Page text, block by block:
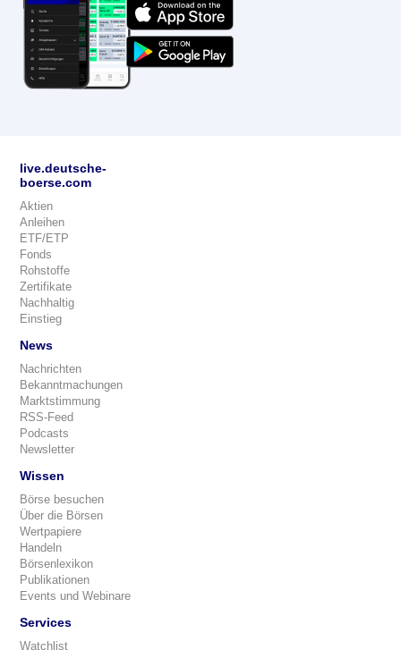
live.deutsche-
boerse.com
Aktien
Anleihen
ETF/ETP
Fonds
Rohstoffe
Zertifikate
Nachhaltig
Einstieg
News
Nachrichten
Bekanntmachungen
Marktstimmung
RSS-Feed
Podcasts
Newsletter
Wissen
Börse besuchen
Über die Börsen
Wertpapiere
Handeln
Börsenlexikon
Publikationen
Events und Webinare
Services
Watchlist